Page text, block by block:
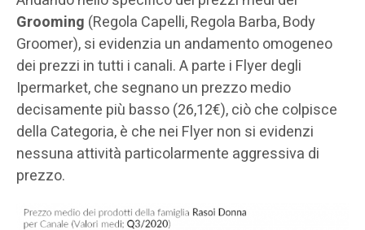
Grooming (Regola Capelli, Regola Barba, Body
Groomer), si evidenzia un andamento omogeneo
dei prezzi in tutti i canali. A parte i Flyer degli
Ipermarket, che segnano un prezzo medio
decisamente più basso (26,12€), ciò che colpisce
della Categoria, è che nei Flyer non si evidenzi
nessuna attività particolarmente aggressiva di
prezzo.